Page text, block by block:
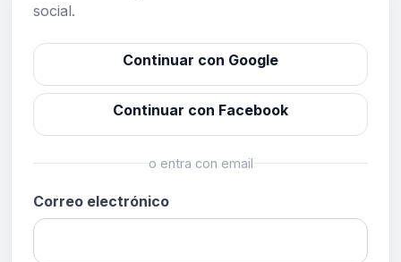
social.
Continuar con Google
Continuar con Facebook
o entra con email
Correo electrónico